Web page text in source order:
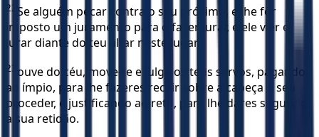
22 Se alguém pecar contra o seu próximo, e lhe for
imposto um juramento para o fazer jurar, e ele vier e
jurar diante do teu altar neste lugar,
23 ouve do céu, move-te e julga os teus servos, pagando
ao ímpio, para lhe fazeres recair sobre a cabeça o seu
proceder, e justificando ao reto, para lhe dares segundo
a sua retidão.